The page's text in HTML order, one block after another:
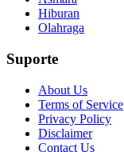
Hiburan
Olahraga
Suporte
About Us
Terms of Service
Privacy Policy
Disclaimer
Contact Us